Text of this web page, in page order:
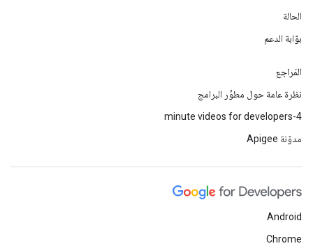
الحالة
بوّابة الدعم
المَراجع
نظرة عامة حول مطوِّر البرامج
4-minute videos for developers
مدوّنة Apigee
Android
Chrome